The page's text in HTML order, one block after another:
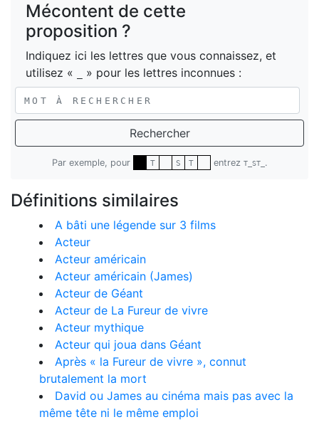
Mécontent de cette
proposition ?
Indiquez ici les lettres que vous connaissez, et
utilisez «
» pour les lettres inconnues :
Rechercher
Par exemple, pour T S T entrez T_ST_ .
Définitions similaires
A bâti une légende sur 3 films
Acteur
Acteur américain
Acteur américain (James)
Acteur de Géant
Acteur de La Fureur de vivre
Acteur mythique
Acteur qui joua dans Géant
Après « la Fureur de vivre », connut
brutalement la mort
David ou James au cinéma mais pas avec la
même tête ni le même emploi